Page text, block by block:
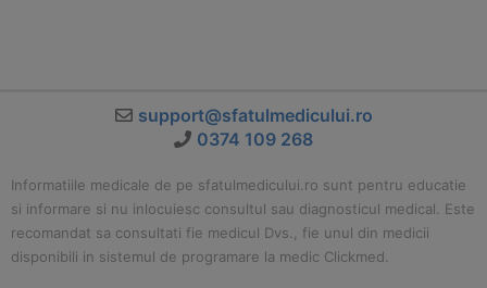
support@sfatulmedicului.ro
0374 109 268
Informatiile medicale de pe sfatulmedicului.ro sunt pentru educatie
si informare si nu inlocuiesc consultul sau diagnosticul medical. Este
recomandat sa consultati fie medicul Dvs., fie unul din medicii
disponibili in sistemul de programare la medic Clickmed.